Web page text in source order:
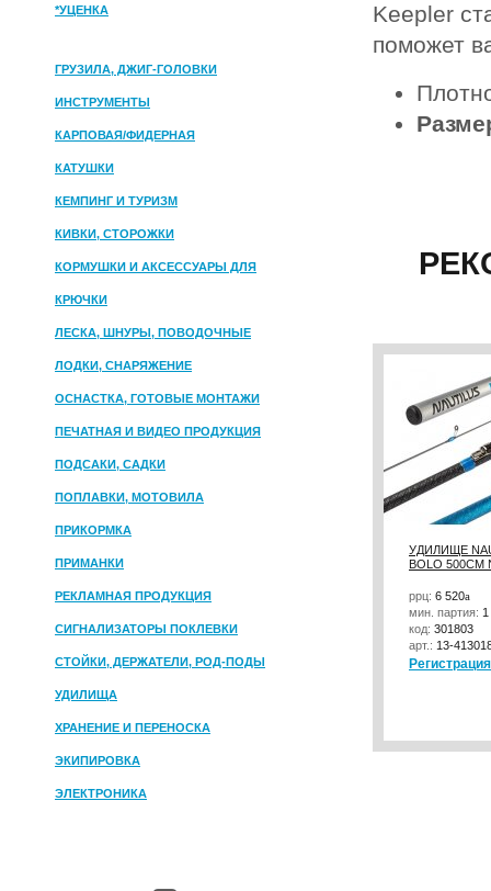
*УЦЕНКА
ГРУЗИЛА, ДЖИГ-ГОЛОВКИ
ИНСТРУМЕНТЫ
КАРПОВАЯ/ФИДЕРНАЯ
КАТУШКИ
КЕМПИНГ И ТУРИЗМ
КИВКИ, СТОРОЖКИ
КОРМУШКИ И АКСЕССУАРЫ ДЛЯ
ПРИКОРМКИ
КРЮЧКИ
ЛЕСКА, ШНУРЫ, ПОВОДОЧНЫЕ
МАТЕРИАЛЫ
ЛОДКИ, СНАРЯЖЕНИЕ
ОСНАСТКА, ГОТОВЫЕ МОНТАЖИ
ПЕЧАТНАЯ И ВИДЕО ПРОДУКЦИЯ
ПОДСАКИ, САДКИ
ПОПЛАВКИ, МОТОВИЛА
ПРИКОРМКА
ПРИМАНКИ
РЕКЛАМНАЯ ПРОДУКЦИЯ
СИГНАЛИЗАТОРЫ ПОКЛЕВКИ
СТОЙКИ, ДЕРЖАТЕЛИ, РОД-ПОДЫ
УДИЛИЩА
ХРАНЕНИЕ И ПЕРЕНОСКА
ЭКИПИРОВКА
ЭЛЕКТРОНИКА
Keepler
поможет
УДИЛИЩЕ
BOLO 500СМ
ррц: 6 520a
мин. партия: 1
код: 301803
арт.: 13-
Регистрация